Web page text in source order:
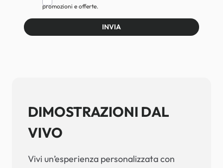
promozioni e offerte.
INVIA
DIMOSTRAZIONI DAL
VIVO
Vivi un’esperienza personalizzata con